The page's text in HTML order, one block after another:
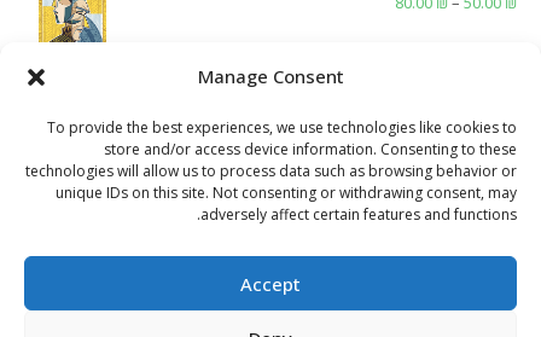
Manage Consent
To provide the best experiences, we use technologies like cookies to
store and/or access device information. Consenting to these
technologies will allow us to process data such as browsing behavior or
unique IDs on this site. Not consenting or withdrawing consent, may
adversely affect certain features and functions.
Accept